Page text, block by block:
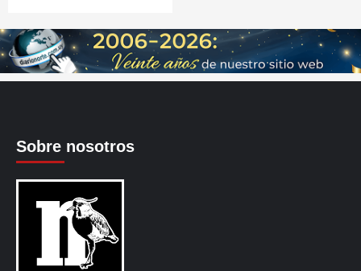
Sobre nosotros